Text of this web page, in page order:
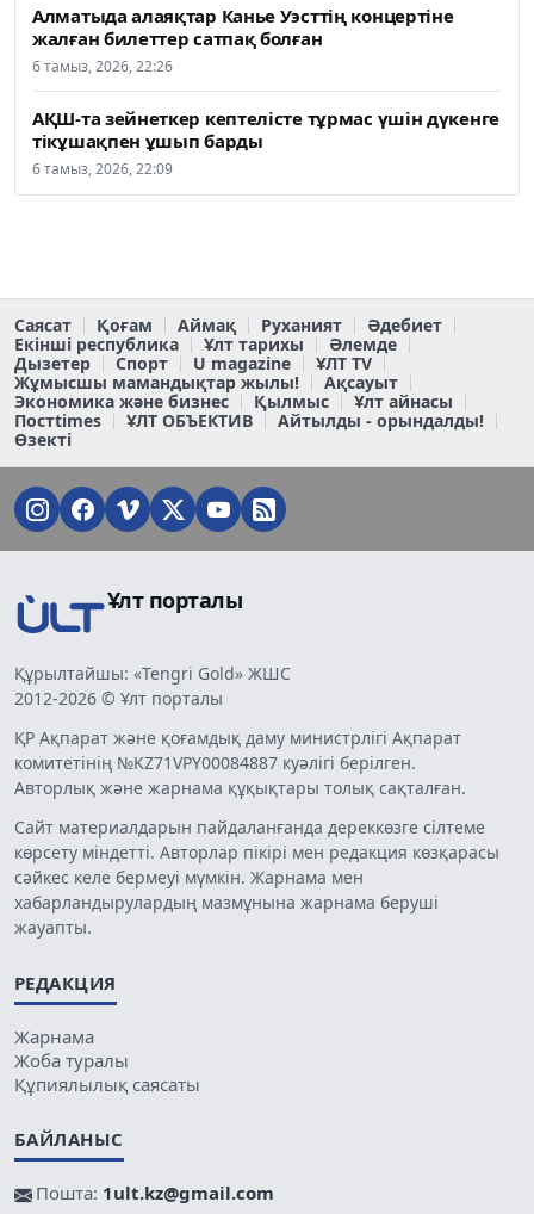
Алматыда алаяқтар Канье Уэсттің концертіне
жалған билеттер сатпақ болған
6 тамыз, 2026, 22:26
АҚШ-та зейнеткер кептелісте тұрмас үшін дүкенге
тікұшақпен ұшып барды
6 тамыз, 2026, 22:09
Саясат Қоғам Аймақ Руханият
Әдебиет
Екінші республика
Ұлт тарихы
Әлемде
Дызетер
Спорт U magazine
ҰЛТ TV
Жұмысшы мамандықтар жылы!
Ақсауыт
Экономика және бизнес
Қылмыс
Ұлт айнасы
Постtimes
ҰЛТ ОБЪЕКТИВ
Айтылды - орындалды!
Өзекті
Ұлт порталы
Құрылтайшы: «Tengri Gold» ЖШС
2012-2026 © Ұлт порталы
ҚР Ақпарат және қоғамдық даму министрлігі Ақпарат
комитетінің №KZ71VPY00084887 куәлігі берілген.
Авторлық және жарнама құқықтары толық сақталған.
Сайт материалдарын пайдаланғанда дереккөзге сілтеме
көрсету міндетті. Авторлар пікірі мен редакция көзқарасы
сәйкес келе бермеуі мүмкін. Жарнама мен
хабарландырулардың мазмұнына жарнама беруші
жауапты.
РЕДАКЦИЯ
Жарнама
Жоба туралы
Құпиялылық саясаты
БАЙЛАНЫС
Пошта: 1ult.kz@gmail.com